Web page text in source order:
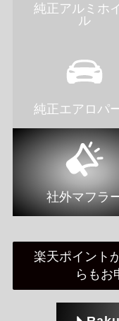
純正アルミホ
ル
純正エアロパ
社外マフラ
楽天ポイント
らもお